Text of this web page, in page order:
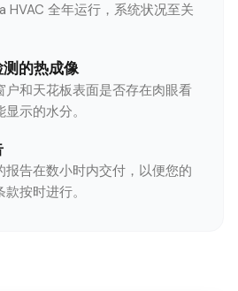
HVAC 全年运行，系统状况至关
的热成像
户和天花板表面是否存在肉眼看
示的水分。
报告在数小时内交付，以便您的
按时进行。